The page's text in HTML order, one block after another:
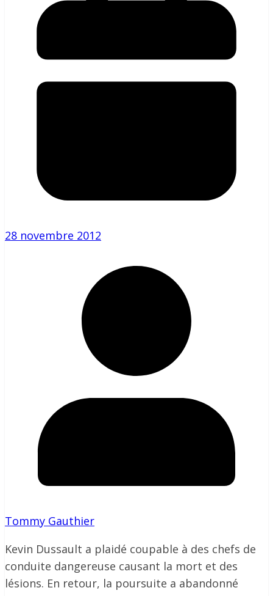
28 novembre 2012
Tommy Gauthier
Kevin Dussault a plaidé coupable à des chefs de
conduite dangereuse causant la mort et des
lésions. En retour, la poursuite a abandonné